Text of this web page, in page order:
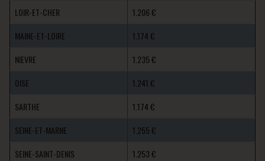
LOIR-ET-CHER
1.206 €
MAINE-ET-LOIRE
1.174 €
NIEVRE
1.235 €
OISE
1.241 €
SARTHE
1.174 €
SEINE-ET-MARNE
1.255 €
SEINE-SAINT-DENIS
1.253 €